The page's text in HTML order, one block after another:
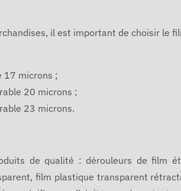
il est important de choisir le
17 microns ;
20 microns ;
23 microns.
de qualité : dérouleurs de film
film plastique transparent